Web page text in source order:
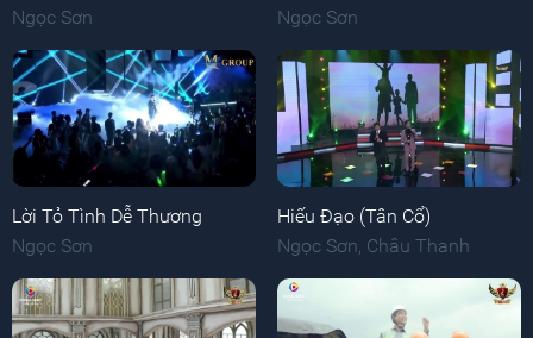
Ngọc Sơn
Ngọc Sơn
Lời Tỏ Tình Dễ Thương
Ngọc Sơn
Hiếu Đạo (Tân Cổ)
Ngọc Sơn, Châu Thanh